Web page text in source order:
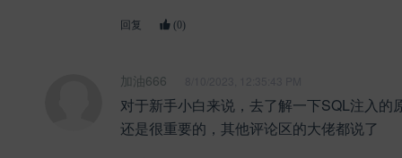
回复 (0)
加油666
对于新手小白来说，去了解一下SQL注入的
还是很重要的，其他评论区的大佬都说了